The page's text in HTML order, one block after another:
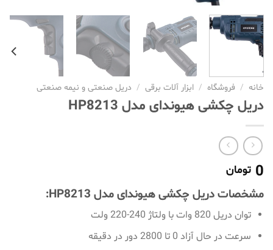
خانه / فروشگاه / ابزار آلات برقی / دریل صنعتی و نیمه صنعتی
دریل چکشی هیوندای مدل HP8213
0 تومان
مشخصات دریل چکشی هیوندای مدل HP8213:
توان دریل 820 وات با ولتاژ 240-220 ولت
سرعت در حال آزاد 0 تا 2800 دور در دقیقه